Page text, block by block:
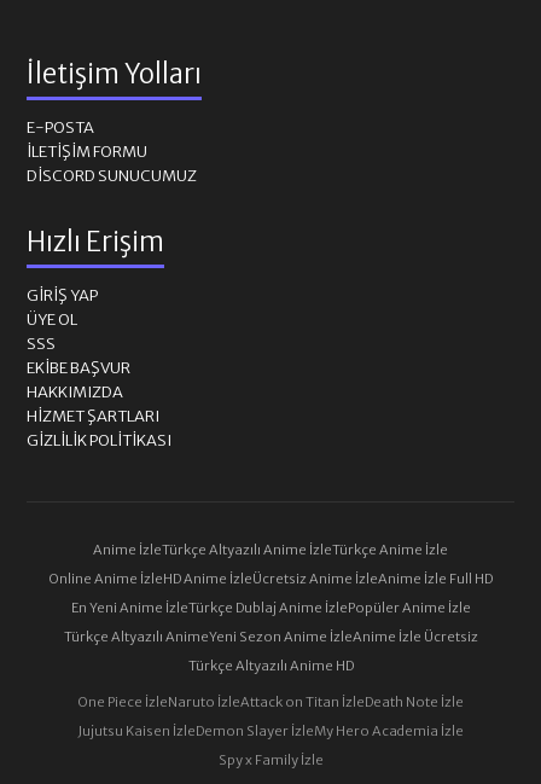
İletişim Yolları
E-POSTA
İLETIŞIM FORMU
DISCORD SUNUCUMUZ
Hızlı Erişim
GIRIŞ YAP
ÜYE OL
SSS
EKIBE BAŞVUR
HAKKIMIZDA
HIZMET ŞARTLARI
GIZLILIK POLITIKASI
Anime İzleTürkçe Altyazılı Anime İzleTürkçe Anime İzle
Online Anime İzleHD Anime İzleÜcretsiz Anime İzleAnime İzle Full HD
En Yeni Anime İzleTürkçe Dublaj Anime İzlePopüler Anime İzle
Türkçe Altyazılı AnimeYeni Sezon Anime İzleAnime İzle Ücretsiz
Türkçe Altyazılı Anime HD
One Piece İzleNaruto İzleAttack on Titan İzleDeath Note İzle
Jujutsu Kaisen İzleDemon Slayer İzleMy Hero Academia İzle
Spy x Family İzle